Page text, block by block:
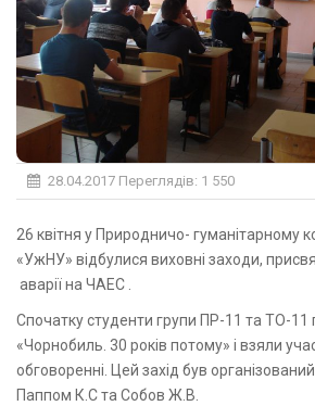
28.04.2017 Переглядів: 1 550
26 квітня у Природничо- гуманітарному коледжі ДВНЗ
«УжНУ» відбулися виховні заходи,
аварії на ЧАЕС .
Спочатку студенти групи ПР-11 та ТО-11
«Чорнобиль. 30 років потому» і взяли
обговоренні. Цей захід був
Паппом К.С та Собов Ж.В.